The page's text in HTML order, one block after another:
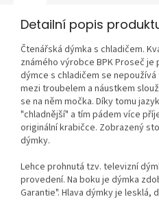
Detailní popis
Čtenářská dýmka s chladičem.
známého výrobce BPK Proseč
dýmce s chladičem se
mezi troubelem a náustkem
se na něm močka. Díky tomu
"chladnější" a tím pádem více
originální krabičce. Zobrazený
dýmky.
Lehce prohnutá tzv. televizní
provedení. Na boku je dýmka
Garantie". Hlava dýmky je